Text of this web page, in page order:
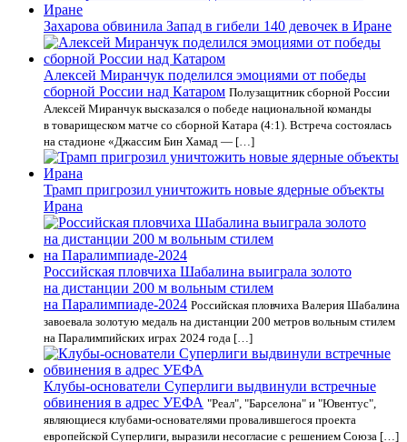
Захарова обвинила Запад в гибели 140 девочек в Иране
Алексей Миранчук поделился эмоциями от победы
сборной России над Катаром Полузащитник сборной России
Алексей Миранчук высказался о победе национальной команды
в товарищеском матче со сборной Катара (4:1). Встреча состоялась
на стадионе «Джассим Бин Хамад — […]
Трамп пригрозил уничтожить новые ядерные объекты
Ирана
Российская пловчиха Шабалина выиграла золото
на дистанции 200 м вольным стилем
на Паралимпиаде‑2024 Российская пловчиха Валерия Шабалина
завоевала золотую медаль на дистанции 200 метров вольным стилем
на Паралимпийских играх 2024 года […]
Клубы-основатели Суперлиги выдвинули встречные
обвинения в адрес УЕФА "Реал", "Барселона" и "Ювентус",
являющиеся клубами-основателями провалившегося проекта
европейской Суперлиги, выразили несогласие с решением Союза […]